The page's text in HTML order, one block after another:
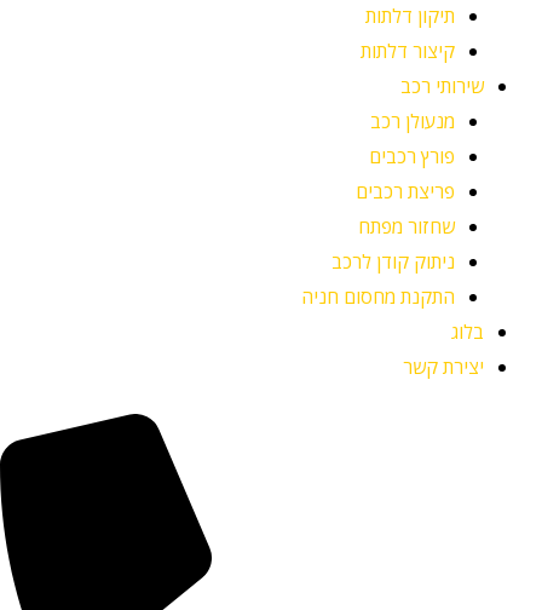
תיקון דלתות
קיצור דלתות
שירותי רכב
מנעולן רכב
פורץ רכבים
פריצת רכבים
שחזור מפתח
ניתוק קודן לרכב
התקנת מחסום חניה
בלוג
יצירת קשר